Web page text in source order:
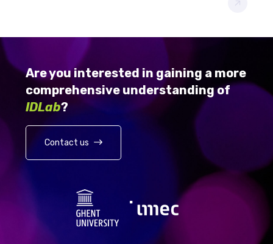
Are you interested in gaining a more
comprehensive understanding of
IDLab?
Contact us